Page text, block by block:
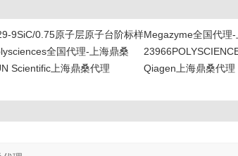
9SiC/0.75原子层原子台阶标样Megazyme全国代理-
全国代理-上海鼎桑
Scientific上海鼎桑代理
Qiagen上海鼎桑代理